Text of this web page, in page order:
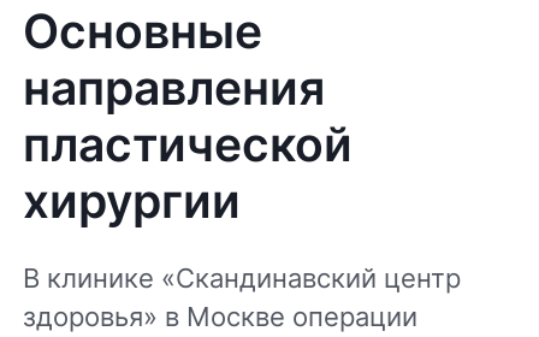
Основные
направления
пластической
хирургии
В клинике «Скандинавский центр
здоровья» в Москве операции